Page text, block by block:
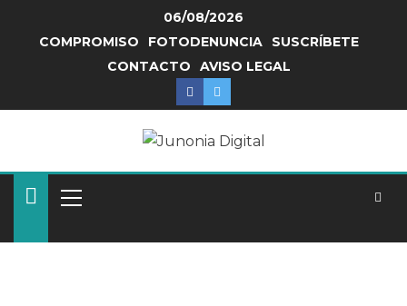
06/08/2026
COMPROMISO
FOTODENUNCIA
SUSCRÍBETE
CONTACTO
AVISO LEGAL